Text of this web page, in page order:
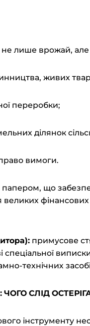
лише врожай, але
живих
переробки;
ділянок
вимоги.
що
примусове
спеціальної
технічних
ЧОГО СЛІД
інструменту